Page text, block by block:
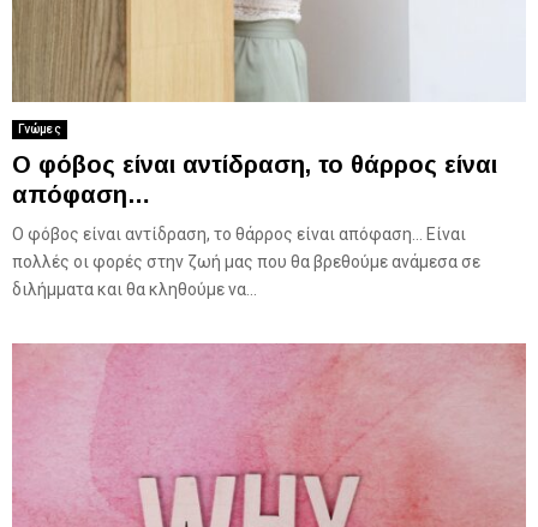
Γνώμες
Ο φόβος είναι αντίδραση, το θάρρος είναι
απόφαση…
Ο φόβος είναι αντίδραση, το θάρρος είναι απόφαση… Είναι
πολλές οι φορές στην ζωή μας που θα βρεθούμε ανάμεσα σε
διλήμματα και θα κληθούμε να...